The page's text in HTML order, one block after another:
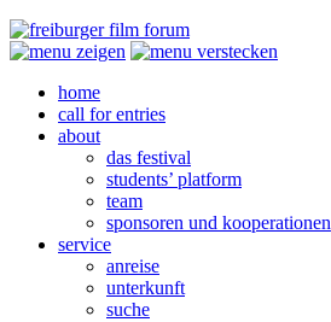
home
call for entries
about
das festival
students’ platform
team
sponsoren und kooperationen
service
anreise
unterkunft
suche